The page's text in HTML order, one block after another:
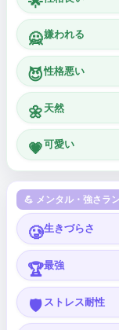
🙅嫌われる
😈性格悪い
🌼 天然
💗可愛い
💪 メンタル・強さラ
🥲生きづらさ
🏆最強
🛡️ ストレス耐性